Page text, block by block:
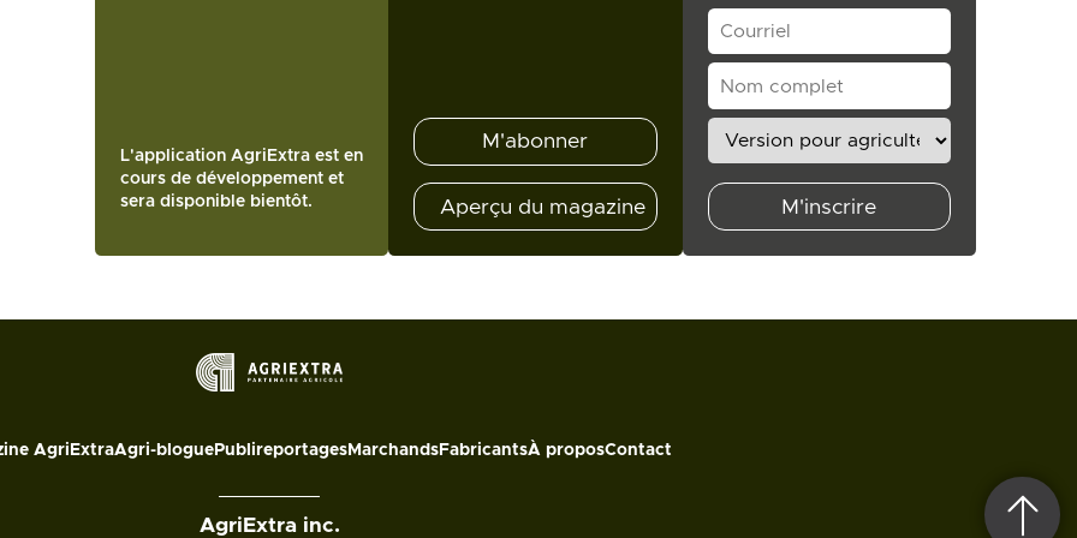
L'application AgriExtra est en
cours de développement et
sera disponible bientôt.
M'abonner
Aperçu du magazine M'inscrire
AgriExtraAgri-blogue Publireportages Marchands FabricantsÀ proposContact
AgriExtra inc.